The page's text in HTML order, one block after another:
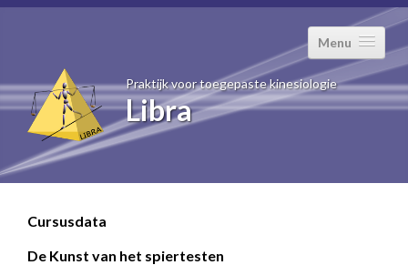
Menu
Praktijk voor toegepaste kinesiologie
Libra
Home
Cursusdata
De Kunst van het spiertesten